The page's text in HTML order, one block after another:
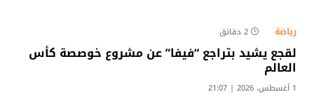
رياضة 2 دقائق
لقجع يشيد بتراجع “فيفا” عن مشروع خوصصة كأس
العالم
1 أغسطس، 2026 | 21:07